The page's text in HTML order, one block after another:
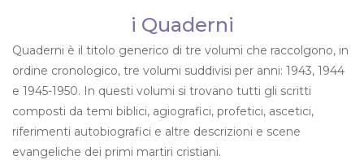
i Quaderni
Quaderni è il titolo generico di tre volumi che raccolgono, in
ordine cronologico, tre volumi suddivisi per anni: 1943, 1944
e 1945-1950. In questi volumi si trovano tutti gli scritti
composti da temi biblici, agiografici, profetici, ascetici,
riferimenti autobiografici e altre descrizioni e scene
evangeliche dei primi martiri cristiani.